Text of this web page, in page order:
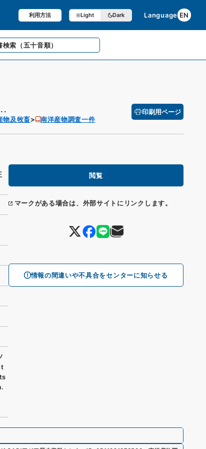
利用方法 Light Dark Language EN
検索 （五十音順）
及牧畜 南洋産物調査一件
印刷用ページ
閲覧
マークがある場合は、外部サイトにリンクします。
情報の間違いや不具合をセンターに知らせる